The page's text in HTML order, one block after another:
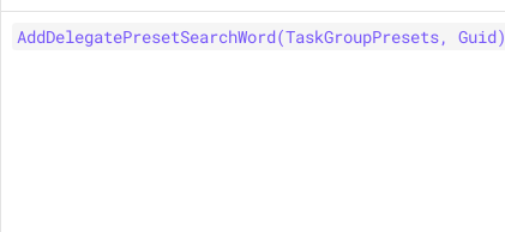
AddDelegatePresetSearchWord(TaskGroupPresets, Guid)